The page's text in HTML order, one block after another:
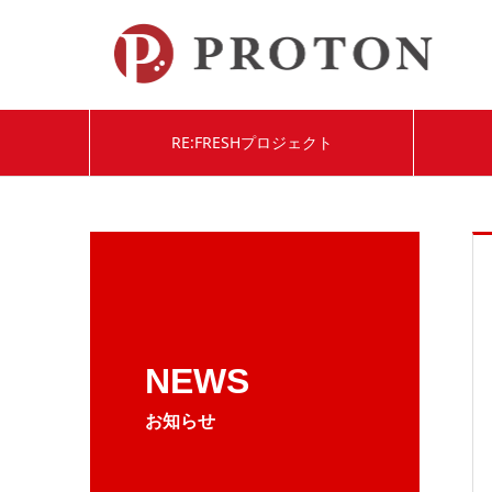
RE:FRESHプロジェクト
NEWS
お知らせ